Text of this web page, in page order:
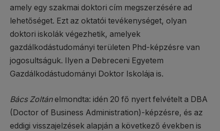
amely egy szakmai doktori cím megszerzésére ad
lehetőséget. Ezt az oktatói tevékenységet, olyan
doktori iskolák végezhetik, amelyek
gazdálkodástudományi területen Phd-képzésre van
jogosultságuk. Ilyen a Debreceni Egyetem
Gazdálkodástudományi Doktor Iskolája is.
Bács Zoltánelmondta: idén 20 fő nyert felvételt a DBA
(Doctor of Business Administration)-képzésre, és az
eddigi visszajelzések alapján a következő években is